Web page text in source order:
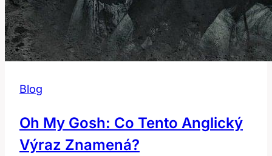
Blog
Oh My Gosh: Co Tento Anglický
Výraz Znamená?